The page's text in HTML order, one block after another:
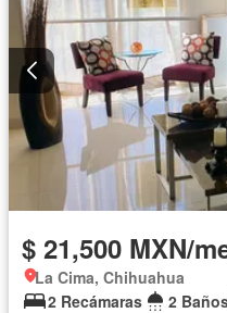
$ 21,500 MXN/
La Cima, Chihuahua
2 Recámaras
2